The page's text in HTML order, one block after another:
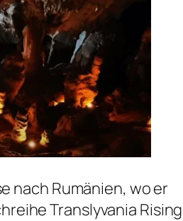
nach Rumänien, wo er
Translyvania Rising